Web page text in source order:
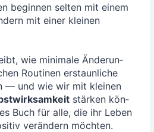
begin­nen sel­ten mit einem
mit einer klei­nen
wie mini­ma­le Ände­run­
Rou­ti­nen erstaun­li­che
— und wie wir mit klei­nen
stär­ken kön­
Buch für alle, die ihr Leben
ver­än­dern möchten.